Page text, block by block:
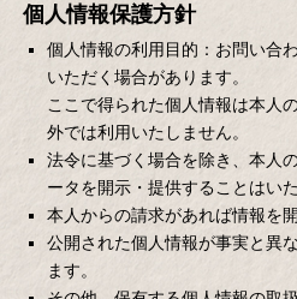
個人情報保護方針
個人情報の利用目的：お問い合
いただく場合があります。
ここで得られた個人情報は本人
外では利用いたしません。
法令に基づく場合を除き、本人
ータを開示・提供することはいた
本人からの請求があれば情報を
公開された個人情報が事実と異
ます。